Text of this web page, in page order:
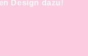
Design dazu!